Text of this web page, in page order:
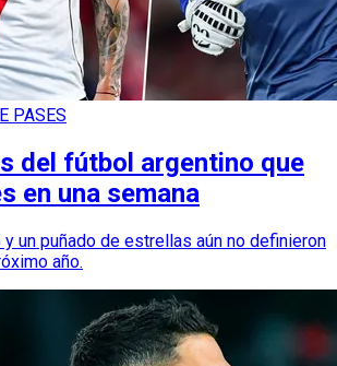
PASES
del fútbol argentino que
en una semana
un puñado de estrellas aún no definieron
año.